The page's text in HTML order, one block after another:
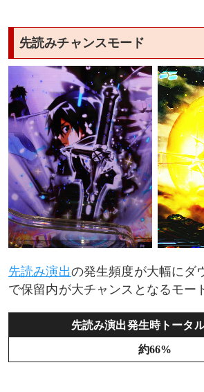
先読みチャンスモード
先読み演出の発生頻度が大幅にダ
で保留内が大チャンスとなるモー
先読み演出発生時トータ
約66%